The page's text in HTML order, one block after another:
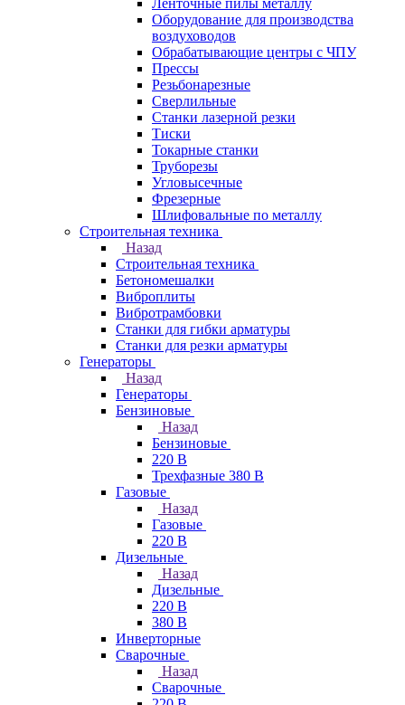
Ленточные пилы металлу
Оборудование для производства
воздуховодов
Обрабатывающие центры с ЧПУ
Прессы
Резьбонарезные
Сверлильные
Станки лазерной резки
Тиски
Токарные станки
Труборезы
Угловысечные
Фрезерные
Шлифовальные по металлу
Строительная техника
Назад
Строительная техника
Бетономешалки
Виброплиты
Вибротрамбовки
Станки для гибки арматуры
Станки для резки арматуры
Генераторы
Назад
Генераторы
Бензиновые
Назад
Бензиновые
220 В
Трехфазные 380 В
Газовые
Назад
Газовые
220 В
Дизельные
Назад
Дизельные
220 В
380 В
Инверторные
Сварочные
Назад
Сварочные